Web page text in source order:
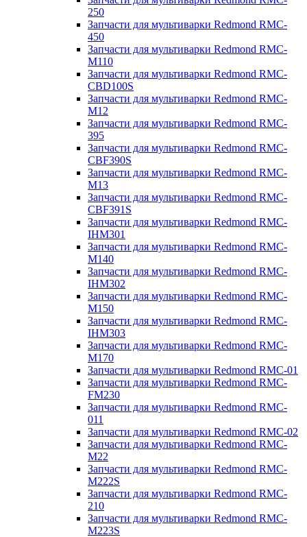
250
Запчасти для мультиварки Redmond RMC-
450
Запчасти для мультиварки Redmond RMC-
M110
Запчасти для мультиварки Redmond RMC-
CBD100S
Запчасти для мультиварки Redmond RMC-
M12
Запчасти для мультиварки Redmond RMC-
395
Запчасти для мультиварки Redmond RMC-
CBF390S
Запчасти для мультиварки Redmond RMC-
M13
Запчасти для мультиварки Redmond RMC-
CBF391S
Запчасти для мультиварки Redmond RMC-
IHM301
Запчасти для мультиварки Redmond RMC-
M140
Запчасти для мультиварки Redmond RMC-
IHM302
Запчасти для мультиварки Redmond RMC-
M150
Запчасти для мультиварки Redmond RMC-
IHM303
Запчасти для мультиварки Redmond RMC-
M170
Запчасти для мультиварки Redmond RMC-01
Запчасти для мультиварки Redmond RMC-
FM230
Запчасти для мультиварки Redmond RMC-
011
Запчасти для мультиварки Redmond RMC-02
Запчасти для мультиварки Redmond RMC-
M22
Запчасти для мультиварки Redmond RMC-
M222S
Запчасти для мультиварки Redmond RMC-
210
Запчасти для мультиварки Redmond RMC-
M223S